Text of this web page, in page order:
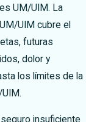
UM/UIM. La
UIM cubre el
futuras
dolor y
los límites de la
insuficiente